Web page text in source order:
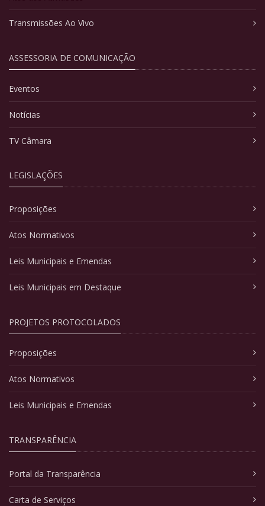
Transmissões Ao Vivo
ASSESSORIA DE COMUNICAÇÃO
Eventos
Notícias
TV Câmara
LEGISLAÇÕES
Proposições
Atos Normativos
Leis Municipais e Emendas
Leis Municipais em Destaque
PROJETOS PROTOCOLADOS
Proposições
Atos Normativos
Leis Municipais e Emendas
TRANSPARÊNCIA
Portal da Transparência
Carta de Serviços